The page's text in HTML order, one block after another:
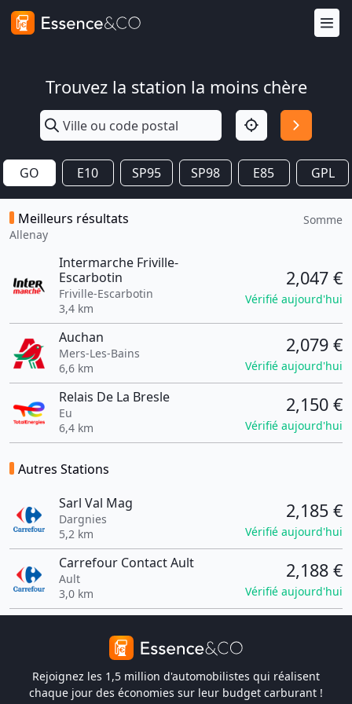
Trouvez la station la moins chère
GO E10 SP95 SP98 E85 GPL
Meilleurs résultats
Allenay
Somme
Intermarche Friville-
Escarbotin
Friville-Escarbotin
3,4 km
2,047 €
Vérifié aujourd'hui
Auchan
Mers-Les-Bains
6,6 km
2,079 €
Vérifié aujourd'hui
Relais De La Bresle
Eu
6,4 km
2,150 €
Vérifié aujourd'hui
Autres Stations
Sarl Val Mag
Dargnies
5,2 km
2,185 €
Vérifié aujourd'hui
Carrefour Contact Ault
Ault
3,0 km
2,188 €
Vérifié aujourd'hui
Rejoignez les 1,5 million d'automobilistes qui réalisent
chaque jour des économies sur leur budget carburant !